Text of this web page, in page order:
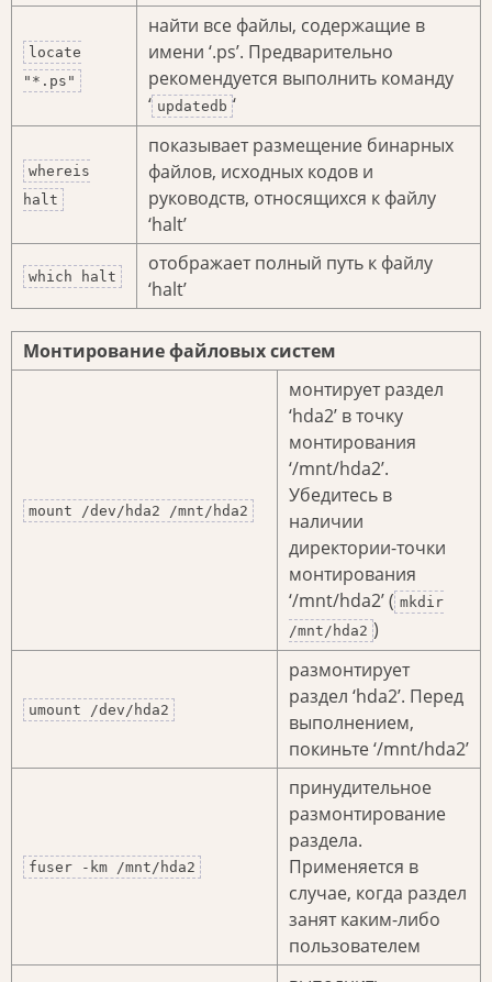
locate
"*.ps"
найти все файлы, содержащие в
имени ‘.ps’. Предварительно
рекомендуется выполнить команду
‘ updatedb ‘
whereis
halt
показывает размещение бинарных
файлов, исходных кодов и
руководств, относящихся к файлу
‘halt’
which halt
отображает полный путь к файлу
‘halt’
Монтирование файловых систем
mount /dev/hda2 /mnt/hda2
монтирует раздел
‘hda2’ в точку
монтирования
‘/mnt/hda2’.
Убедитесь в
наличии
директории-точки
монтирования
‘/mnt/hda2’ ( mkdir
/mnt/hda2 )
umount /dev/hda2
размонтирует
раздел ‘hda2’. Перед
выполнением,
покиньте ‘/mnt/hda2’
fuser -km /mnt/hda2
принудительное
размонтирование
раздела.
Применяется в
случае, когда раздел
занят каким-либо
пользователем